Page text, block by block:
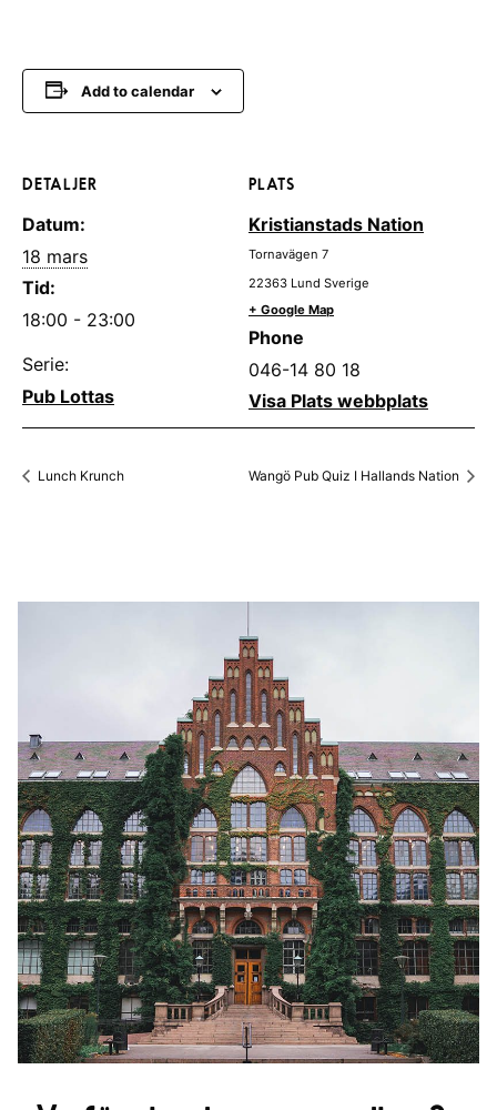
Add to calendar
DETALJER
Datum:
18 mars
Tid:
18:00 - 23:00
Serie:
Pub Lottas
PLATS
Kristianstads Nation
Tornavägen 7
22363 Lund Sverige
+ Google Map
Phone
046-14 80 18
Visa Plats webbplats
Lunch Krunch Wangö Pub Quiz I Hallands Nation